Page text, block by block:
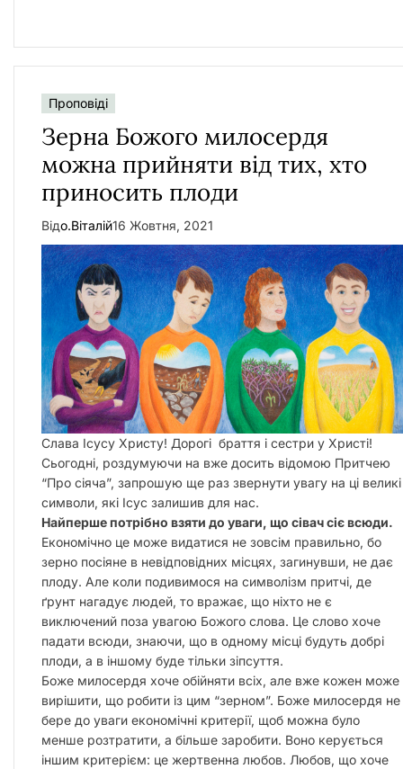
Проповіді
Зерна Божого милосердя
можна прийняти від тих, хто
приносить плоди
Відо.Віталій16 Жовтня, 2021
Слава Ісусу Христу! Дорогі браття і сестри у Христі!
Сьогодні, роздумуючи на вже досить відомою Притчею
“Про сіяча”, запрошую ще раз звернути увагу на ці великі
символи, які Ісус залишив для нас.
Найперше потрібно взяти до уваги, що сівач сіє всюди.
Економічно це може видатися не зовсім правильно, бо
зерно посіяне в невідповідних місцях, загинувши, не дає
плоду. Але коли подивимося на символізм притчі, де
ґрунт нагадує людей, то вражає, що ніхто не є
виключений поза увагою Божого слова. Це слово хоче
падати всюди, знаючи, що в одному місці будуть добрі
плоди, а в іншому буде тільки зіпсуття.
Боже милосердя хоче обійняти всіх, але вже кожен може
вирішити, що робити із цим “зерном”. Боже милосердя не
бере до уваги економічні критерії, щоб можна було
менше розтратити, а більше заробити. Воно керується
іншим критерієм: це жертвенна любов. Любов, що хоче